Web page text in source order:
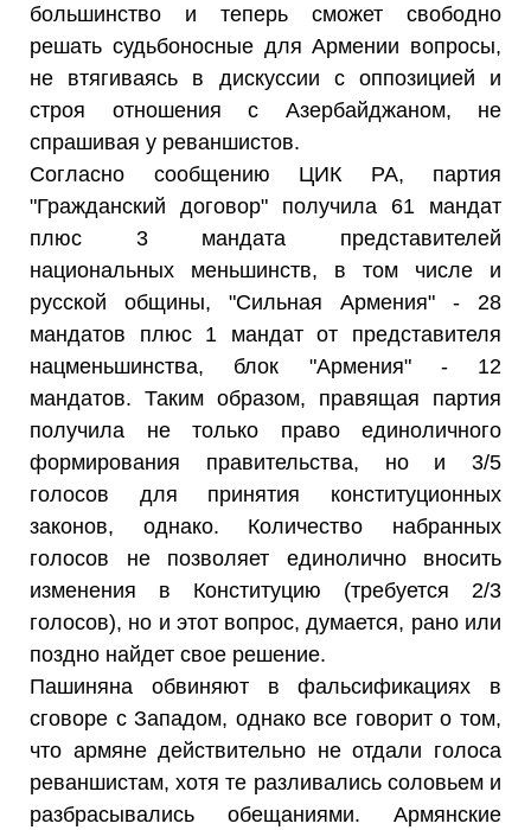
большинство и теперь сможет свободно
решать судьбоносные для Армении вопросы,
не втягиваясь в дискуссии с оппозицией и
строя отношения с Азербайджаном, не
спрашивая у реваншистов.
Согласно сообщению ЦИК РА, партия
"Гражданский договор" получила 61 мандат
плюс 3 мандата представителей
национальных меньшинств, в том числе и
русской общины, "Сильная Армения" - 28
мандатов плюс 1 мандат от представителя
нацменьшинства, блок "Армения" - 12
мандатов. Таким образом, правящая партия
получила не только право единоличного
формирования правительства, но и 3/5
голосов для принятия конституционных
законов, однако. Количество набранных
голосов не позволяет единолично вносить
изменения в Конституцию (требуется 2/3
голосов), но и этот вопрос, думается, рано или
поздно найдет свое решение.
Пашиняна обвиняют в фальсификациях в
сговоре с Западом, однако все говорит о том,
что армяне действительно не отдали голоса
реваншистам, хотя те разливались соловьем и
разбрасывались обещаниями. Армянские